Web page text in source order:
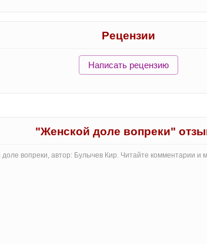
Рецензии
Написать рецензию
"Женской доле вопреки"
вопреки, автор: Булычев Кир. Читайте комментарии и